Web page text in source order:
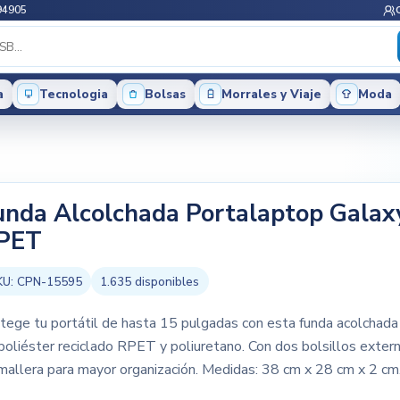
Tecnologia Bolsas Morrales y Viaje Moda
Alcolchada Portalaptop
CPN-15595 1.635 disponibles
tu portátil de hasta 15 pulgadas con esta funda acolchada
reciclado RPET y poliuretano. Con dos bolsillos
para mayor organización. Medidas: 38 cm x 28 cm x 2